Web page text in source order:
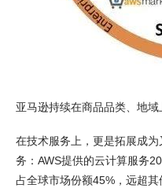
亚马逊持续在商品品类、地域
在技术服务上，更是拓展成
务：AWS提供的云计算服务
占全球市场份额45%，远超